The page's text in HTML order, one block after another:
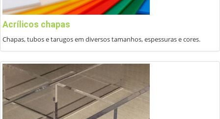
Acrílicos chapas
Chapas, tubos e tarugos em diversos tamanhos, espessuras e cores.